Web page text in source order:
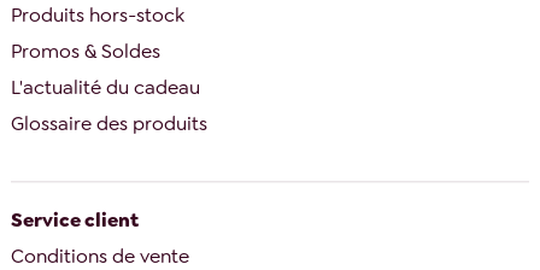
Produits hors-stock
Promos & Soldes
L'actualité du cadeau
Glossaire des produits
Service client
Conditions de vente